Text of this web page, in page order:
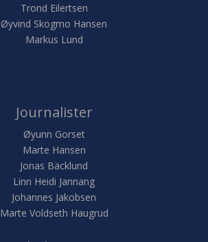
Trond Eilertsen
Øyvind Skogmo Hansen
Markus Lund
Journalister
Øyunn Gorset
Marte Hansen
Jonas Bäcklund
Linn Heidi Jannang
Johannes Jakobsen
Marte Voldseth Haugrud